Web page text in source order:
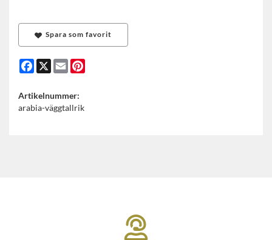
Spara som favorit
Facebook
X Email
Artikelnummer:
arabia-väggtallrik